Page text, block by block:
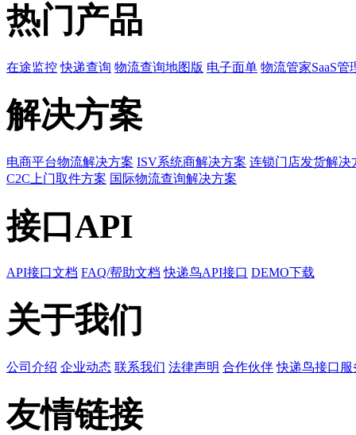
热门产品
在途监控 快递查询 物流查询地图版 电子面单 物流管家SaaS管
解决方案
电商平台物流解决方案 ISV系统商解决方案 连锁门店发货解决
C2C上门取件方案 国际物流查询解决方案
接口API
API接口文档 FAQ/帮助文档 快递鸟API接口 DEMO下载
关于我们
公司介绍 企业动态 联系我们 法律声明 合作伙伴 快递鸟接口服
友情链接